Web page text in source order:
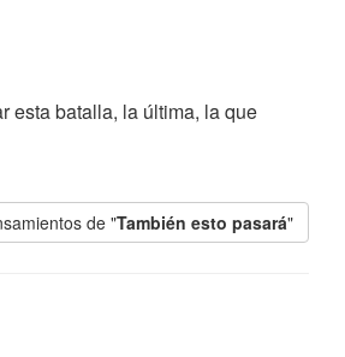
esta batalla, la última, la que
de "También esto pasará"